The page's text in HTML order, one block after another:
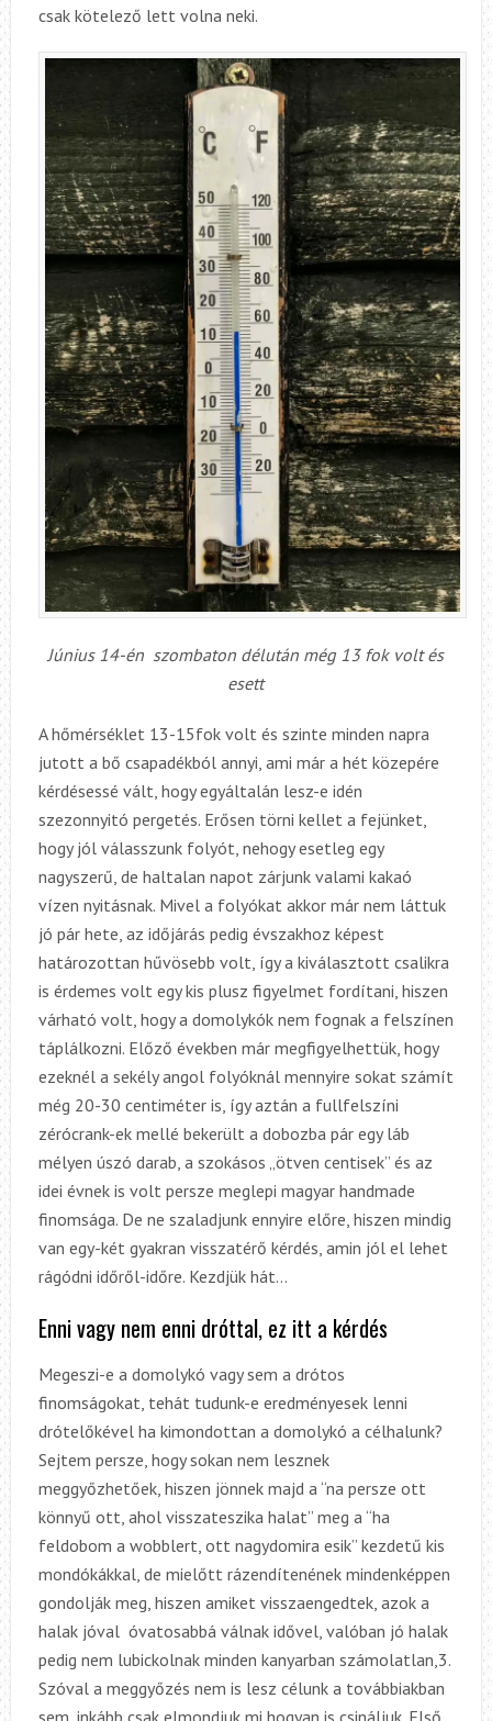
csak kötelező lett volna neki.
Június 14-én szombaton délután még 13 fok volt és
esett
A hőmérséklet 13-15fok volt és szinte minden napra
jutott a bő csapadékból annyi, ami már a hét közepére
kérdésessé vált, hogy egyáltalán lesz-e idén
szezonnyitó pergetés. Erősen törni kellet a fejünket,
hogy jól válasszunk folyót, nehogy esetleg egy
nagyszerű, de haltalan napot zárjunk valami kakaó
vízen nyitásnak. Mivel a folyókat akkor már nem láttuk
jó pár hete, az időjárás pedig évszakhoz képest
határozottan hűvösebb volt, így a kiválasztott csalikra
is érdemes volt egy kis plusz figyelmet fordítani, hiszen
várható volt, hogy a domolykók nem fognak a felszínen
táplálkozni. Előző években már megfigyelhettük, hogy
ezeknél a sekély angol folyóknál mennyire sokat számít
még 20-30 centiméter is, így aztán a fullfelszíni
zérócrank-ek mellé bekerült a dobozba pár egy láb
mélyen úszó darab, a szokásos „ötven centisek” és az
idei évnek is volt persze meglepi magyar handmade
finomsága. De ne szaladjunk ennyire előre, hiszen mindig
van egy-két gyakran visszatérő kérdés, amin jól el lehet
rágódni időről-időre. Kezdjük hát…
Enni vagy nem enni dróttal, ez itt a kérdés
Megeszi-e a domolykó vagy sem a drótos
finomságokat, tehát tudunk-e eredményesek lenni
drótelőkével ha kimondottan a domolykó a célhalunk?
Sejtem persze, hogy sokan nem lesznek
meggyőzhetőek, hiszen jönnek majd a “na persze ott
könnyű ott, ahol visszateszika halat” meg a “ha
feldobom a wobblert, ott nagydomira esik” kezdetű kis
mondókákkal, de mielőtt rázendítenének mindenképpen
gondolják meg, hiszen amiket visszaengedtek, azok a
halak jóval óvatosabbá válnak idővel, valóban jó halak
pedig nem lubickolnak minden kanyarban számolatlan,3.
Szóval a meggyőzés nem is lesz célunk a továbbiakban